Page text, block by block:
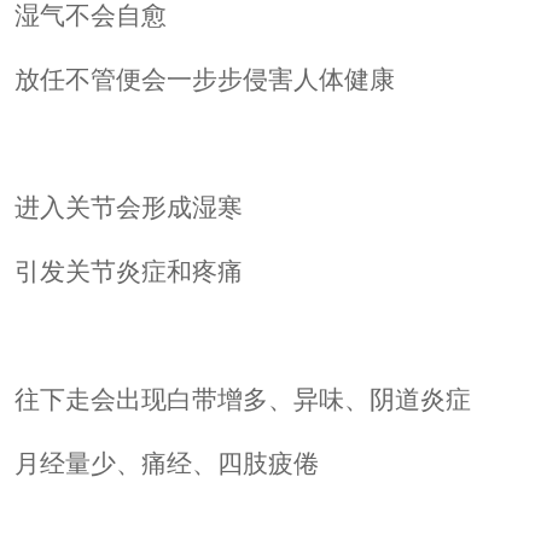
湿气不会自愈
放任不管便会一步步侵害人体健康
进入关节会形成湿寒
引发关节炎症和疼痛
往下走会出现白带增多、异味、阴道炎症
月经量少、痛经、四肢疲倦